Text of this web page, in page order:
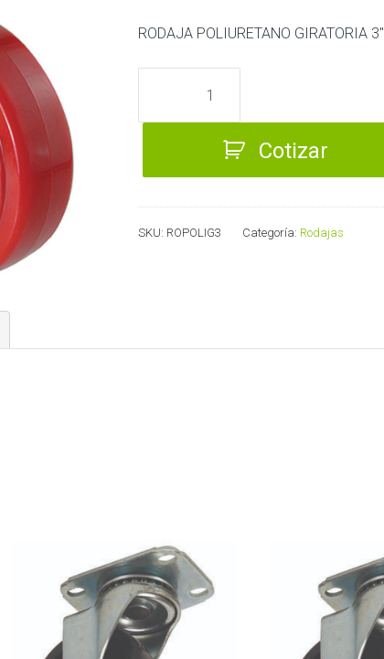
RODAJA POLIURETANO GIRATORIA 3″
POLIURETANO
GIRATORIA
cantidad
Cotizar
SKU: ROPOLIG3 Categoría: Rodajas